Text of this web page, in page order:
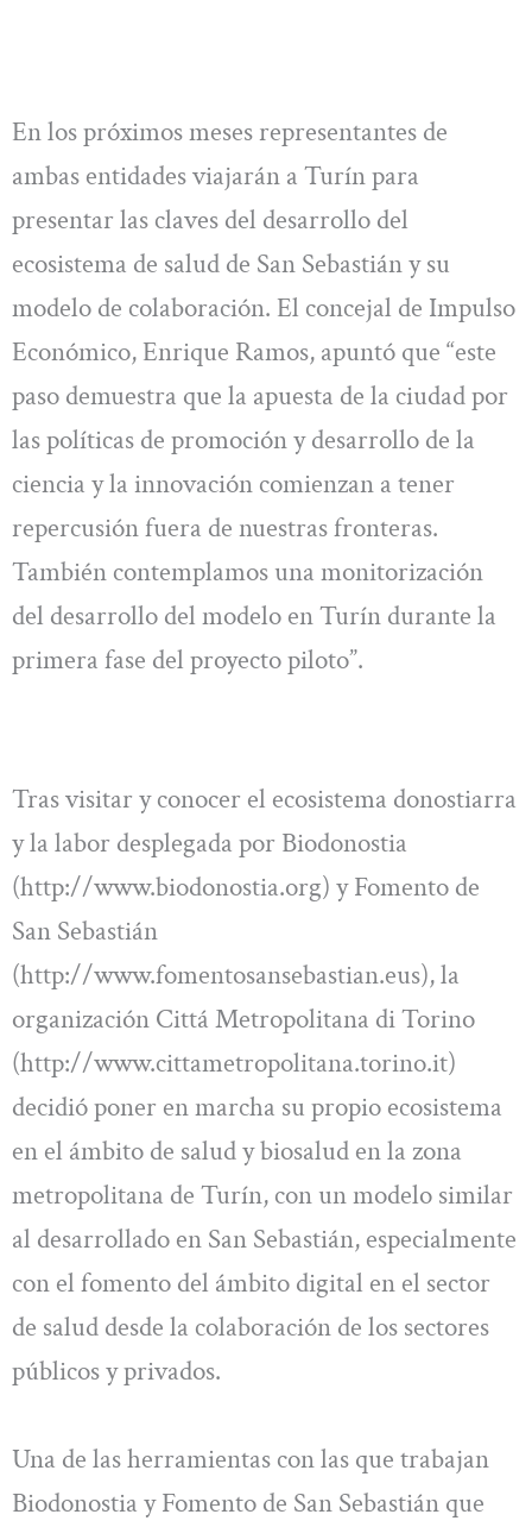
En los próximos meses representantes de
ambas entidades viajarán a Turín para
presentar las claves del desarrollo del
ecosistema de salud de San Sebastián y su
modelo de colaboración. El concejal de Impulso
Económico, Enrique Ramos, apuntó que “este
paso demuestra que la apuesta de la ciudad por
las políticas de promoción y desarrollo de la
ciencia y la innovación comienzan a tener
repercusión fuera de nuestras fronteras.
También contemplamos una monitorización
del desarrollo del modelo en Turín durante la
primera fase del proyecto piloto”.
Tras visitar y conocer el ecosistema donostiarra
y la labor desplegada por Biodonostia
(http://www.biodonostia.org) y Fomento de
San Sebastián
(http://www.fomentosansebastian.eus), la
organización Cittá Metropolitana di Torino
(http://www.cittametropolitana.torino.it)
decidió poner en marcha su propio ecosistema
en el ámbito de salud y biosalud en la zona
metropolitana de Turín, con un modelo similar
al desarrollado en San Sebastián, especialmente
con el fomento del ámbito digital en el sector
de salud desde la colaboración de los sectores
públicos y privados.
Una de las herramientas con las que trabajan
Biodonostia y Fomento de San Sebastián que